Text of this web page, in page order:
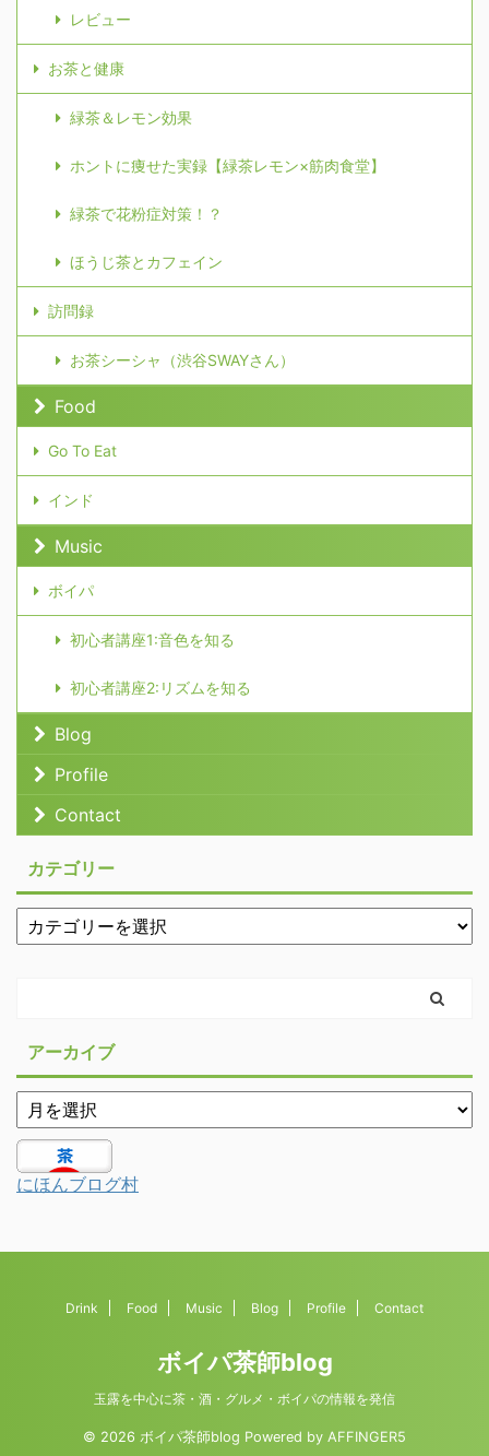
レビュー
お茶と健康
緑茶＆レモン効果
ホントに痩せた実録【緑茶レモン×筋肉食堂】
緑茶で花粉症対策！？
ほうじ茶とカフェイン
訪問録
お茶シーシャ（渋谷SWAYさん）
Food
Go To Eat
インド
Music
ボイパ
初心者講座1:音色を知る
初心者講座2:リズムを知る
Blog
Profile
Contact
カテゴリー
アーカイブ
にほんブログ村
Drink Food Music Blog Profile Contact
ボイパ茶師blog
玉露を中心に茶・酒・グルメ・ボイパの情報を発信
© 2026 ボイパ茶師blog Powered by AFFINGER5